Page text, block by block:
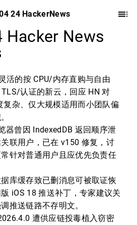
24 HackerNews
Hacker News
活的按 CPU/内存直购与自由
认证的新云，回应 HN 对
复杂、仅大规模适用而小团队偏
器曾因 IndexedDB 返回顺序泄
联用户，已在 v150 修复，讨
针对普通用户且应优先负责任
库缓存致已删消息可被取证恢
iOS 18 推送补丁，专家建议关
推送链路不存明文。
遭供应链投毒植入窃密